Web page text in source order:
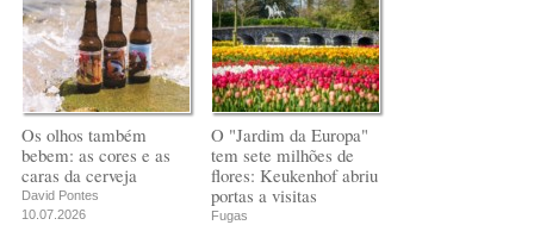
Os olhos também
bebem: as cores e as
caras da cerveja
David Pontes
10.07.2026
O "Jardim da Europa"
tem sete milhões de
flores: Keukenhof abriu
portas a visitas
Fugas